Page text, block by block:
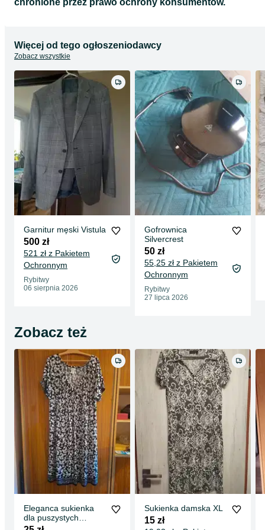
chronione przez prawo ochrony konsumentów.
Więcej od tego ogłoszeniodawcy
Zobacz wszystkie
Garnitur męski Vistula
500 zł
521 zł z Pakietem
Ochronnym
Rybitwy
06 sierpnia 2026
Gofrownica
Silvercrest
50 zł
55,25 zł z Pakietem
Ochronnym
Rybitwy
27 lipca 2026
Zobacz też
Eleganca sukienka
dla puszystych
kształtów
Sukienka damska XL
15 zł